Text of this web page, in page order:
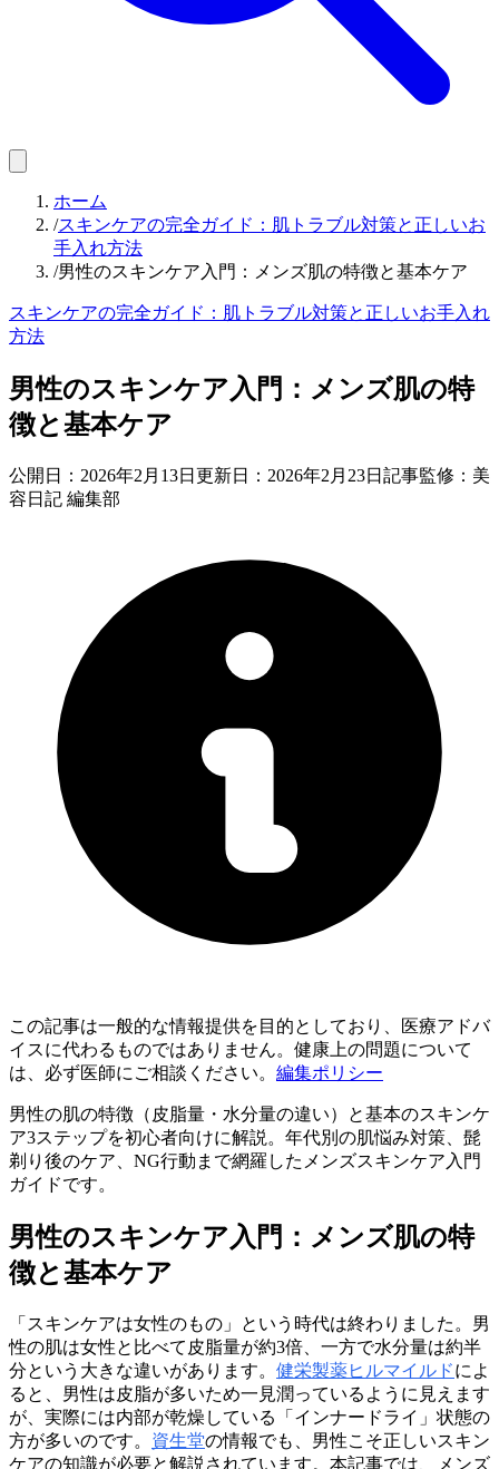
ホーム
/スキンケアの完全ガイド：肌トラブル対策と正しいお
手入れ方法
/男性のスキンケア入門：メンズ肌の特徴と基本ケア
スキンケアの完全ガイド：肌トラブル対策と正しいお手入れ
方法
男性のスキンケア入門：メンズ肌の特
徴と基本ケア
公開日： 2026年2月13日 更新日： 2026年2月23日 記事監修：美
容日記 編集部
この記事は一般的な情報提供を目的としており、医療アドバ
イスに代わるものではありません。健康上の問題について
は、必ず医師にご相談ください。 編集ポリシー
男性の肌の特徴（皮脂量・水分量の違い）と基本のスキンケ
ア3ステップを初心者向けに解説。年代別の肌悩み対策、髭
剃り後のケア、NG行動まで網羅したメンズスキンケア入門
ガイドです。
男性のスキンケア入門：メンズ肌の特
徴と基本ケア
「スキンケアは女性のもの」という時代は終わりました。男
性の肌は女性と比べて皮脂量が約3倍、一方で水分量は約半
分という大きな違いがあります。 健栄製薬ヒルマイルドによ
ると、男性は皮脂が多いため一見潤っているように見えます
が、実際には内部が乾燥している「インナードライ」状態の
方が多いのです。 資生堂の情報でも、男性こそ正しいスキン
ケアの知識が必要と解説されています。本記事では、メンズ